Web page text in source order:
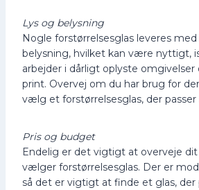
Lys og belysning
Nogle forstørrelsesglas leveres
belysning, hvilket kan være nyttigt,
arbejder i dårligt oplyste
print. Overvej om du har brug for
vælg et forstørrelsesglas, der passer
Pris og budget
Endelig er det vigtigt at overveje
vælger forstørrelsesglas. Der er
så det er vigtigt at finde et glas, der